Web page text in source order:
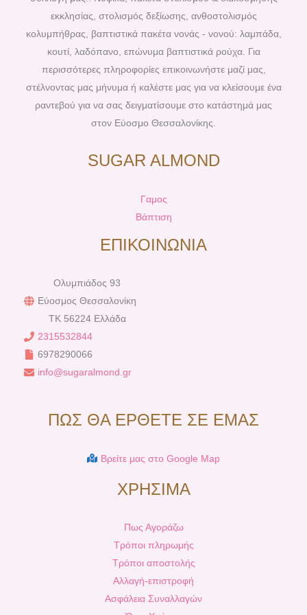
o
k
e
s
t
r
a
m
εκκλησίας, στολισμός δεξίωσης, ανθοστολισμός
κολυμπήθρας, βαπτιστικά πακέτα νονάς - νονού: λαμπάδα,
κουτί, λαδόπανο, επώνυμα βαπτιστικά ρούχα. Για
περισσότερες πληροφορίες επικοινωνήστε μαζί μας,
στέλνοντας μας μήνυμα ή καλέστε μας για να κλείσουμε ένα
ραντεβού για να σας δειγματίσουμε στο κατάστημά μας
στον Εύοσμο Θεσσαλονίκης.
SUGAR ALMOND
Γαμος
Βάπτιση
ΕΠΙΚΟΙΝΩΝΙΑ
Ολυμπιάδος 93
Εύοσμος Θεσσαλονίκη
TK 56224 Ελλάδα
2315532844
6978290066
info@sugaralmond.gr
ΠΩΣ ΘΑ ΕΡΘΕΤΕ ΣΕ ΕΜΑΣ
Βρείτε μας στο Google Map
ΧΡΗΣΙΜΑ
Πως Αγοράζω
Τρόποι πληρωμής
Τρόποι αποστολής
Αλλαγή-επιστροφή
Ασφάλεια Συναλλαγών